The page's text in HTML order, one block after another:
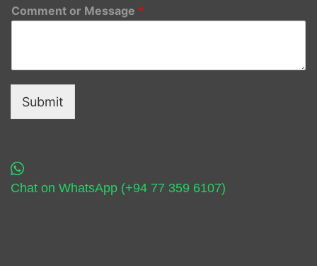
Comment or Message *
Submit
Chat on WhatsApp (+94 77 359 6107)